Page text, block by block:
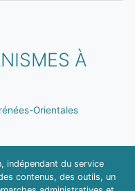
À
Orientales
indépendant du service
contenus, des outils, un